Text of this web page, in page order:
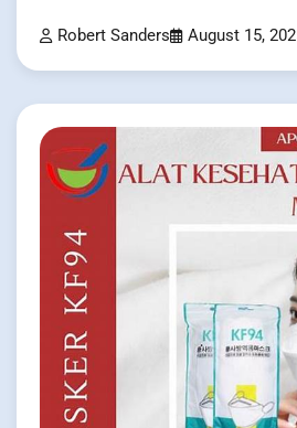
Robert Sanders August 15,